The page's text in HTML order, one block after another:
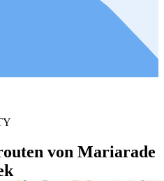
von Mariarade